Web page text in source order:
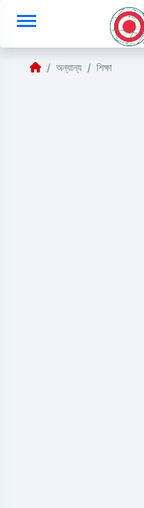
অন্যান্য শিক্ষা